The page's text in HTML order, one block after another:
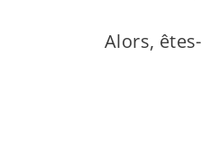
Alors,